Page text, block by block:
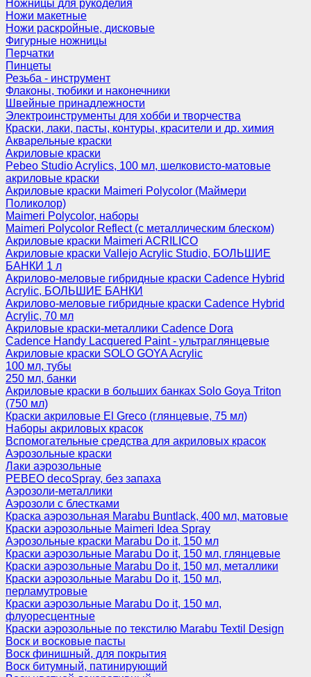
Ножницы для рукоделия
Ножи макетные
Ножи раскройные, дисковые
Фигурные ножницы
Перчатки
Пинцеты
Резьба - инструмент
Флаконы, тюбики и наконечники
Швейные принадлежности
Электроинструменты для хобби и творчества
Краски, лаки, пасты, контуры, красители и др. химия
Акварельные краски
Акриловые краски
Pebeo Studio Acrylics, 100 мл, шелковисто-матовые
акриловые краски
Акриловые краски Maimeri Polycolor (Маймери
Поликолор)
Maimeri Polycolor, наборы
Maimeri Polycolor Reflect (с металлическим блеском)
Акриловые краски Maimeri ACRILICO
Акриловые краски Vallejo Acrylic Studio, БОЛЬШИЕ
БАНКИ 1 л
Акрилово-меловые гибридные краски Cadence Hybrid
Acrylic, БОЛЬШИЕ БАНКИ
Акрилово-меловые гибридные краски Cadence Hybrid
Acrylic, 70 мл
Акриловые краски-металлики Cadence Dora
Cadence Handy Lacquered Paint - ультраглянцевые
Акриловые краски SOLO GOYA Acrylic
100 мл, тубы
250 мл, банки
Акриловые краски в больших банках Solo Goya Triton
(750 мл)
Краски акриловые El Greco (глянцевые, 75 мл)
Наборы акриловых красок
Вспомогательные средства для акриловых красок
Аэрозольные краски
Лаки аэрозольные
PEBEO decoSpray, без запаха
Аэрозоли-металлики
Аэрозоли с блестками
Краска аэрозольная Marabu Buntlack, 400 мл, матовые
Краски аэрозольные Maimeri Idea Spray
Аэрозольные краски Marabu Do it, 150 мл
Краски аэрозольные Marabu Do it, 150 мл, глянцевые
Краски аэрозольные Marabu Do it, 150 мл, металлики
Краски аэрозольные Marabu Do it, 150 мл,
перламутровые
Краски аэрозольные Marabu Do it, 150 мл,
флуоресцентные
Краски аэрозольные по текстилю Marabu Textil Design
Воск и восковые пасты
Воск финишный, для покрытия
Воск битумный, патинирующий